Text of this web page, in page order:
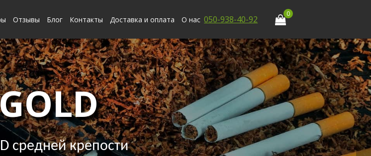
Отзывы Блог Контакты Доставка и оплата О нас 050-938-40-92
0
средней крепости